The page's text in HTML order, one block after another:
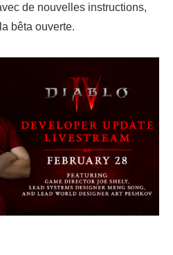
de nouvelles instructions,
bêta ouverte.